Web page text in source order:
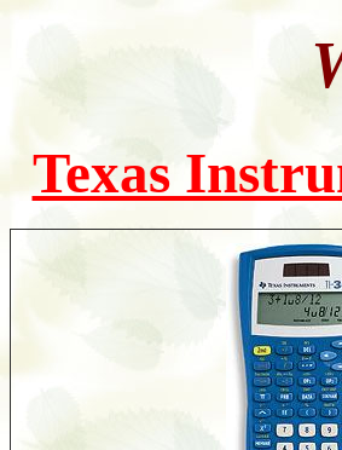
Texas